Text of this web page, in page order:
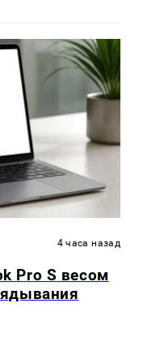
4 часа назад
Pro S весом